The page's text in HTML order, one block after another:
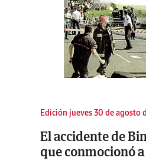
Edición jueves 30 de agosto
El accidente de
que conmocionó